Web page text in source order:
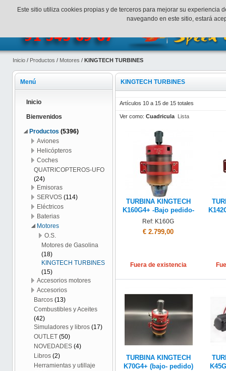
¡Bienvenidos a SpeedHobbys! Mi cuenta Finalizar
Inicio / Productos / Motores / KINGTECH TURBINES
KINGTECH TURBINES
Artículos 10 a 15 de 15 totales
Ver como: Cuadricula Lista
TURBINA KINGTECH
K160G4+ -Bajo pedido-
Ref: K160G
€ 2.799,00
Fuera de existencia
TURBINA KINGTECH
K70G4+ (bajo- pedido)
Menú
Inicio
Bienvenidos
Productos (5396)
Aviones
Helicópteros
Coches
QUATRICOPTEROS-UFO
(24)
Emisoras
SERVOS (114)
Eléctricos
Baterias
Motores
O.S.
Motores de Gasolina
(18)
KINGTECH TURBINES
(15)
Accesorios motores
Accesorios
Barcos (13)
Combustibles y Aceites
(42)
Simuladores y libros (17)
OUTLET (50)
NOVEDADES (4)
Libros (2)
Herramientas y utillaje
Este sitio utiliza cookies propias y de terceros para mejorar su
navegando en este sitio, estará